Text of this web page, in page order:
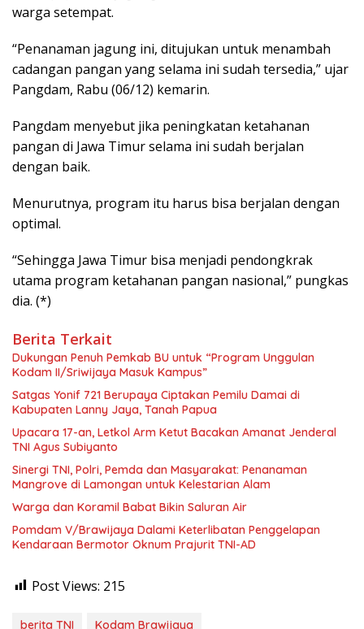
warga setempat.
“Penanaman jagung ini, ditujukan untuk menambah
cadangan pangan yang selama ini sudah tersedia,” ujar
Pangdam, Rabu (06/12) kemarin.
Pangdam menyebut jika peningkatan ketahanan
pangan di Jawa Timur selama ini sudah berjalan
dengan baik.
Menurutnya, program itu harus bisa berjalan dengan
optimal.
“Sehingga Jawa Timur bisa menjadi pendongkrak
utama program ketahanan pangan nasional,” pungkas
dia. (*)
Berita Terkait
Dukungan Penuh Pemkab BU untuk “Program Unggulan
Kodam II/Sriwijaya Masuk Kampus”
Satgas Yonif 721 Berupaya Ciptakan Pemilu Damai di
Kabupaten Lanny Jaya, Tanah Papua
Upacara 17-an, Letkol Arm Ketut Bacakan Amanat Jenderal
TNI Agus Subiyanto
Sinergi TNI, Polri, Pemda dan Masyarakat: Penanaman
Mangrove di Lamongan untuk Kelestarian Alam
Warga dan Koramil Babat Bikin Saluran Air
Pomdam V/Brawijaya Dalami Keterlibatan Penggelapan
Kendaraan Bermotor Oknum Prajurit TNI-AD
Post Views: 215
berita TNI
Kodam Brawijaya